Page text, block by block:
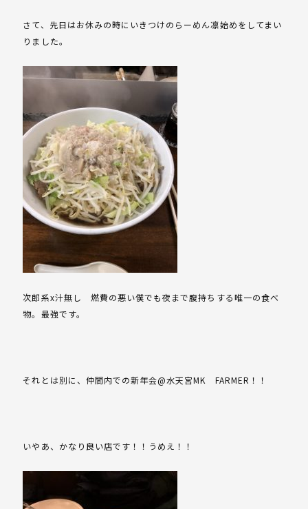
さて、先日はお休みの時にいきつけのらーめん凛始めをしてまい
りました。
次郎系x汁無し 燃費の悪い僕でも夜まで腹持ちする唯一の食べ
物。最強です。
それとは別に、仲間内での新年会@水天宮MK FARMER！！
いやあ、かなり良い店です！！うめえ！！